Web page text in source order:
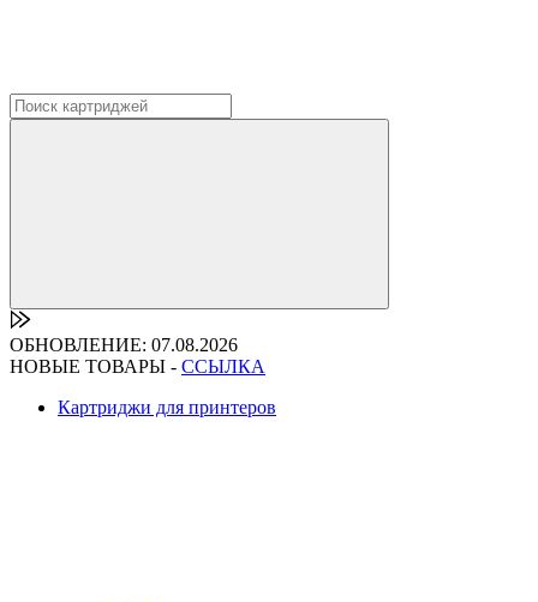
ОБНОВЛЕНИЕ: 07.08.2026
НОВЫЕ ТОВАРЫ - ССЫЛКА
Картриджи для принтеров